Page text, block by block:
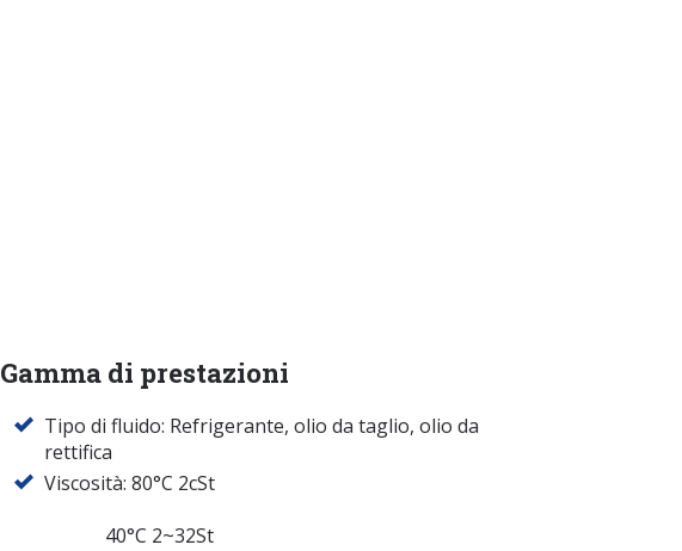
Gamma di prestazioni
Tipo di fluido: Refrigerante, olio da taglio, olio da
rettifica
Viscosità:80°C 2cSt
40°C 2~32St